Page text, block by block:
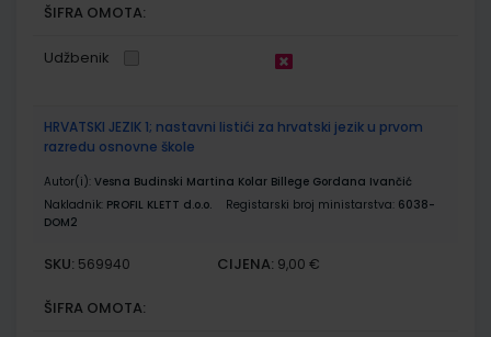
ŠIFRA OMOTA:
Udžbenik
HRVATSKI JEZIK 1; nastavni listići za hrvatski jezik u prvom
razredu osnovne škole
Autor(i): Vesna Budinski Martina Kolar Billege Gordana Ivančić
Nakladnik: PROFIL KLETT d.o.o. Registarski broj ministarstva: 6038-
DOM2
SKU: 569940 CIJENA: 9,00 €
ŠIFRA OMOTA: